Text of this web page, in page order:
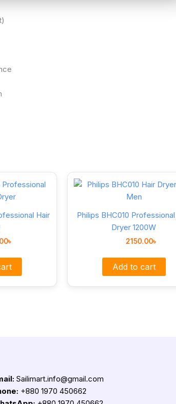
Hair
৳
Philips BHC010
Dryer 1200W
2150.00৳
Add to cart
Sailimart.info@gmail.com
+880 1970 450662